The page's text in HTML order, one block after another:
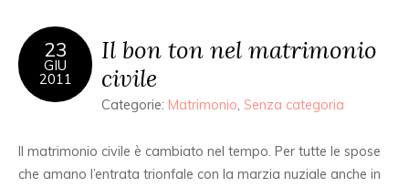
23
GIU
2011
Il bon ton nel matrimonio
civile
Categorie: Matrimonio Senza categoria
Il matrimonio civile è cambiato nel tempo. Per tutte le spose
che amano l’entrata trionfale con la marzia nuziale anche in